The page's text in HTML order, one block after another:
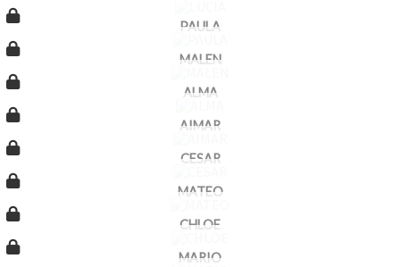
PAULA
MALEN
ALMA
AIMAR
CESAR
MATEO
CHLOE
MARIO